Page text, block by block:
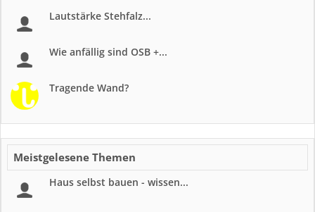
Lautstärke Stehfalz...
Wie anfällig sind OSB +...
Tragende Wand?
Meistgelesene Themen
Haus selbst bauen - wissen...